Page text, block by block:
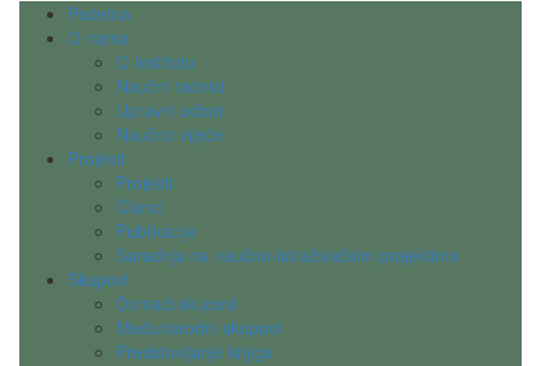
Početna
O nama
O Institutu
Naučni radnici
Upravni odbor
Naučno vijeće
Projekti
Projekti
Članci
Publikacije
Saradnja na naučno-istraživačkim projektima
Skupovi
Domaći skupovi
Međunarodni skupovi
Predstavljanje knjiga